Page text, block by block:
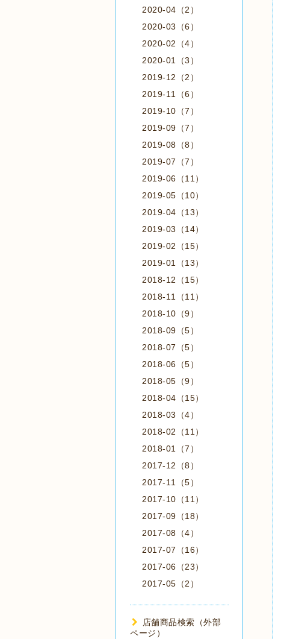
2020-04（2）
2020-03（6）
2020-02（4）
2020-01（3）
2019-12（2）
2019-11（6）
2019-10（7）
2019-09（7）
2019-08（8）
2019-07（7）
2019-06（11）
2019-05（10）
2019-04（13）
2019-03（14）
2019-02（15）
2019-01（13）
2018-12（15）
2018-11（11）
2018-10（9）
2018-09（5）
2018-07（5）
2018-06（5）
2018-05（9）
2018-04（15）
2018-03（4）
2018-02（11）
2018-01（7）
2017-12（8）
2017-11（5）
2017-10（11）
2017-09（18）
2017-08（4）
2017-07（16）
2017-06（23）
2017-05（2）
店舗商品検索（外部
ページ）